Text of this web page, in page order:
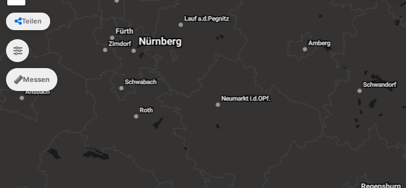
Messen
Teilen